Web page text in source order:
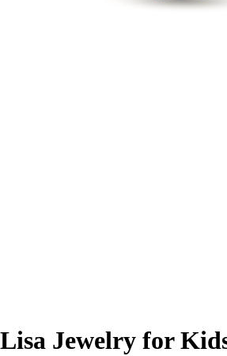
Lisa Jewelry for